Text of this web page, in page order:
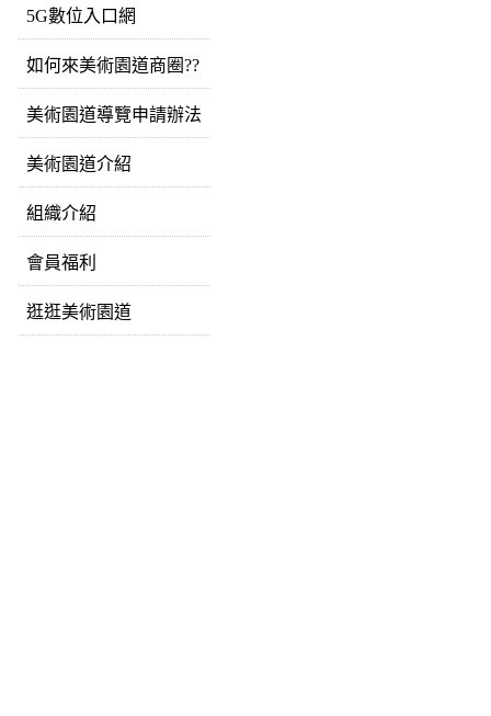
5G數位入口網
如何來美術園道商圈??
美術園道導覽申請辦法
美術園道介紹
組織介紹
會員福利
逛逛美術園道